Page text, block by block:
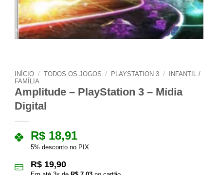
INÍCIO / TODOS OS JOGOS / PLAYSTATION 3 /
INFANTIL /
FAMÍLIA
Amplitude – PlayStation 3 – Mídia
Digital
R$ 18,91
5% desconto no PIX
R$ 19,90